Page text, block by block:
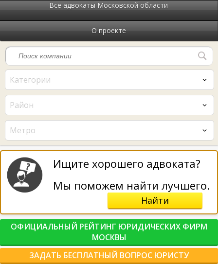
Все адвокаты Московской области
О проекте
Категории
Район
Метро
Ищите хорошего адвоката?
Мы поможем найти лучшего.
Найти
ОФИЦИАЛЬНЫЙ РЕЙТИНГ ЮРИДИЧЕСКИХ ФИРМ
МОСКВЫ
ЗАДАТЬ БЕСПЛАТНЫЙ ВОПРОС ЮРИСТУ